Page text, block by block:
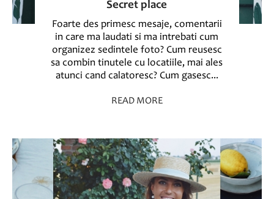
Secret place
Foarte des primesc mesaje, comentarii
in care ma laudati si ma intrebati cum
organizez sedintele foto? Cum reusesc
sa combin tinutele cu locatiile, mai ales
atunci cand calatoresc? Cum gasesc...
READ MORE